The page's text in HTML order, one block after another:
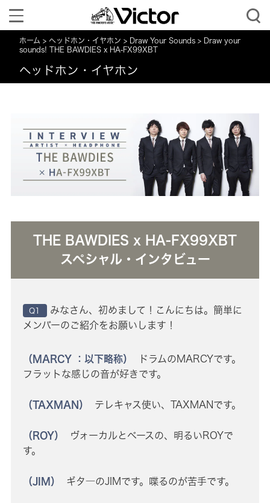
Toggle
navigation
ホーム ヘッドホン・イヤホン Draw Your Sounds
Draw your
sounds! THE BAWDIES x HA-FX99XBT
ヘッドホン・イヤホン
THE BAWDIES x HA-FX99XBT
スペシャル・インタビュー
Q1
みなさん、初めまして！こんにちは。簡単に
メンバーのご紹介をお願いします！
（MARCY ：以下略称）
ドラムのMARCYです。
フラットな感じの音が好きです。
（TAXMAN） テレキャス使い、TAXMANです。
（ROY）
ヴォーカルとベースの、明るいROYで
す。
（JIM） ギタ―のJIMです。喋るのが苦手です。